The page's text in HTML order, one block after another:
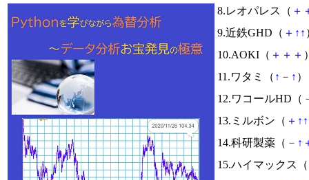
8.レオパレス（ ＋
9.近鉄GHD（ ＋ ↑ ↑
10.AOKI（ ＋ ＋ ＋
11.ワタミ（ ↑ － ↑
12.ワコールHD（
13.ミルボン（ ＋ ↑ ↑
14.科研製薬（ － ↑
15.ハイマックス（